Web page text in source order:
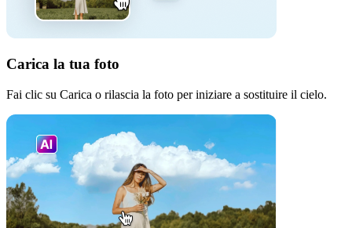
Carica la tua foto
Fai clic su Carica o rilascia la foto per iniziare a sostituire il cielo.